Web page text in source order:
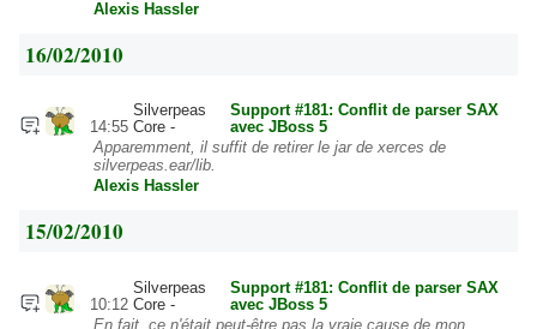
Alexis Hassler
16/02/2010
14:55
Silverpeas
Core
Support #181: Conflit de parser SAX
avec JBoss 5
Apparemment, il suffit de retirer le jar de xerces de
silverpeas.ear/lib.
Alexis Hassler
15/02/2010
10:12
Silverpeas
Core
Support #181: Conflit de parser SAX
avec JBoss 5
En fait, ce n'était peut-être pas la vraie cause de mon